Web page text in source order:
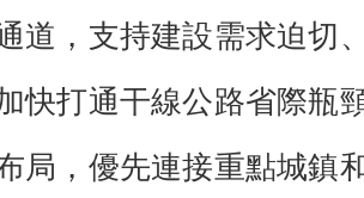
道，支持建設需求迫切
快打通干線公路省際瓶
局，優先連接重點城鎮